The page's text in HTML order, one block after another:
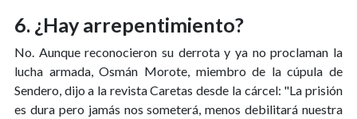
6. ¿Hay arrepentimiento?
No. Aunque reconocieron su derrota y ya no proclaman la
lucha armada, Osmán Morote, miembro de la cúpula de
Sendero, dijo a la revista Caretas desde la cárcel: "La prisión
es dura pero jamás nos someterá, menos debilitará nuestra